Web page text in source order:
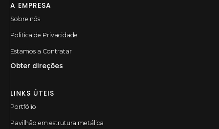
A EMPRESA
Sobre nós
Politica de Privacidade
Estamos a Contratar
Obter direções
LINKS ÚTEIS
Portfólio
Pavilhão em estrutura metálica